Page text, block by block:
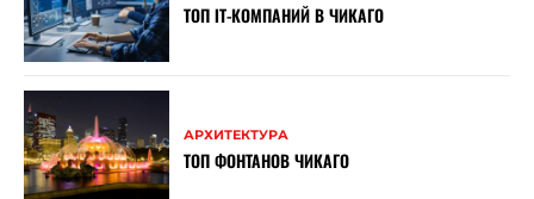
ТОП ІТ-КОМПАНИЙ В ЧИКАГО
АРХИТЕКТУРА
ТОП ФОНТАНОВ ЧИКАГО